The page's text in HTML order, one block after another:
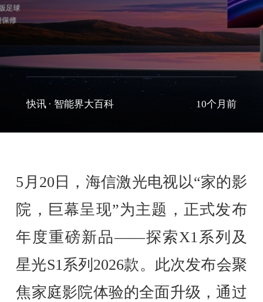
快讯 · 智能界大百科 10个月前
5月20日，海信激光电视以“家的影
院，巨幕呈现”为主题，正式发布
年度重磅新品——探索X1系列及
星光S1系列2026款。此次发布会聚
焦家庭影院体验的全面升级，通过